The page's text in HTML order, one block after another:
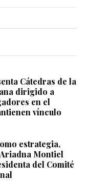
Cátedras de la
dirigido a
en el
vínculo
estrategia,
Montiel
del Comité